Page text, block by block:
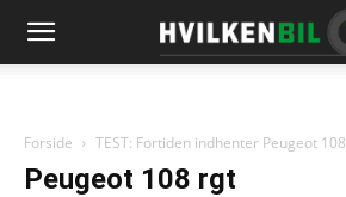
Forside TEST: Fortiden indhenter Peugeot 108
Peugeot 108 rgt